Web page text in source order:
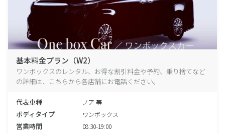
基本料金プラン（W2）
ワンボックスのレンタル、お得な割引料金や予約、乗り捨てなど
の詳細は、こちらから各店舗にお電話ください。
代表車種 ノア 等
ボディタイプ ワンボックス
営業時間 08:30-19:00